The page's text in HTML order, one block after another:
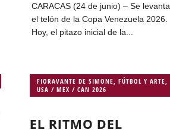
CARACAS (24 de junio) – Se levanta
el telón de la Copa Venezuela 2026.
Hoy, el pitazo inicial de la...
FIORAVANTE DE SIMONE, FÚTBOL Y ARTE,
USA / MEX / CAN 2026
EL RITMO DEL